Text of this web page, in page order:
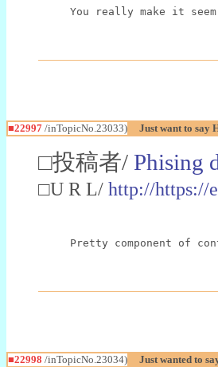
You really make it
■22997 /inTopicNo.23033) Just want to say
□投稿者/ Phising
□U R L/ http://https://
Pretty component of
■22998 /inTopicNo.23034) Just wanted to